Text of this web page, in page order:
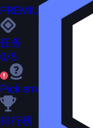
PREMIUM
任务
0/5
Pick'em
排行榜